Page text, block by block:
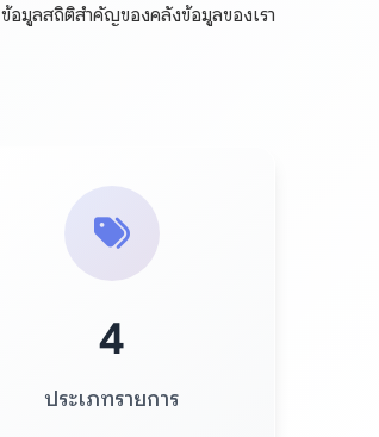
ข้อมูลสถิติสำคัญของคลังข้อมูลของเรา
4
ประเภทรายการ